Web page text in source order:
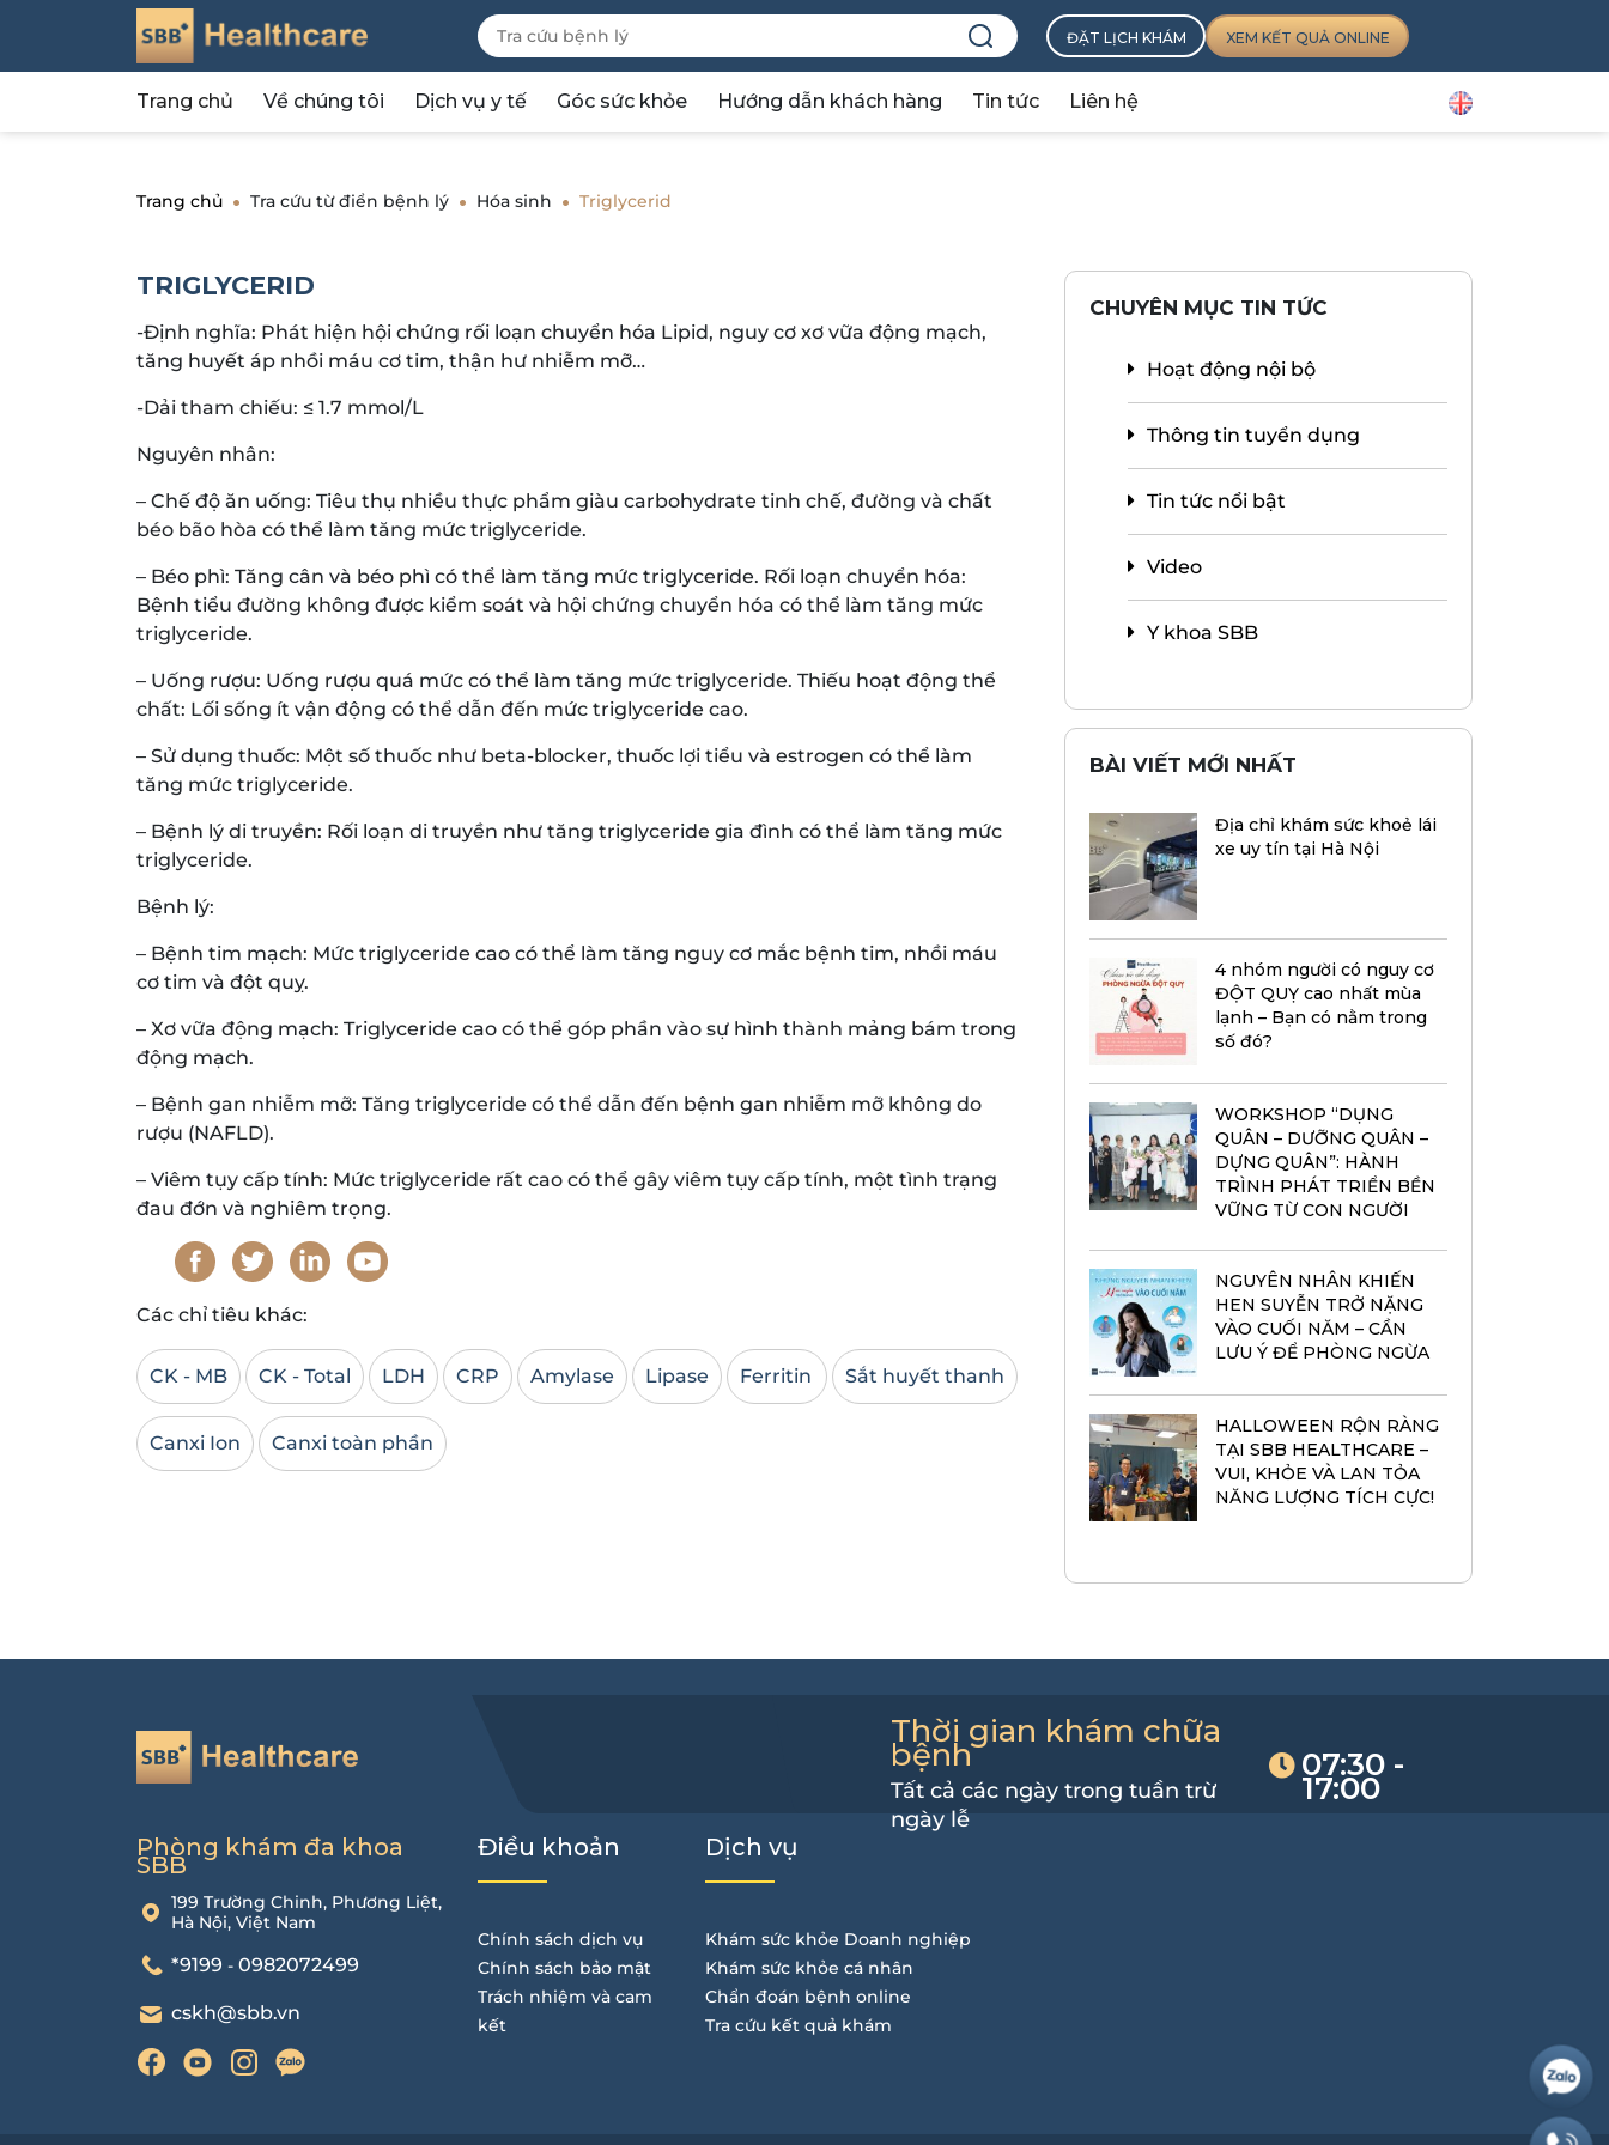
ĐẶT LỊCH KHÁM XEM KẾT QUẢ ONLINE
Trang chủ Về chúng tôi Dịch vụ y tế Góc sức khỏe Hướng dẫn khách hàng Tin tức Liên hệ
Trang chủ Tra cứu từ điển bệnh lý Hóa sinh Triglycerid
TRIGLYCERID
-Định nghĩa: Phát hiện hội chứng rối loạn chuyển hóa Lipid, nguy cơ xơ vữa động mạch,
tăng huyết áp nhồi máu cơ tim, thận hư nhiễm mỡ…
-Dải tham chiếu: ≤ 1.7 mmol/L
Nguyên nhân:
– Chế độ ăn uống: Tiêu thụ nhiều thực phẩm giàu carbohydrate tinh chế, đường và chất
béo bão hòa có thể làm tăng mức triglyceride.
– Béo phì: Tăng cân và béo phì có thể làm tăng mức triglyceride. Rối loạn chuyển hóa:
Bệnh tiểu đường không được kiểm soát và hội chứng chuyển hóa có thể làm tăng mức
triglyceride.
– Uống rượu: Uống rượu quá mức có thể làm tăng mức triglyceride. Thiếu hoạt động thể
chất: Lối sống ít vận động có thể dẫn đến mức triglyceride cao.
– Sử dụng thuốc: Một số thuốc như beta-blocker, thuốc lợi tiểu và estrogen có thể làm
tăng mức triglyceride.
– Bệnh lý di truyền: Rối loạn di truyền như tăng triglyceride gia đình có thể làm tăng mức
triglyceride.
Bệnh lý:
– Bệnh tim mạch: Mức triglyceride cao có thể làm tăng nguy cơ mắc bệnh tim, nhồi máu
cơ tim và đột quỵ.
– Xơ vữa động mạch: Triglyceride cao có thể góp phần vào sự hình thành mảng bám trong
động mạch.
– Bệnh gan nhiễm mỡ: Tăng triglyceride có thể dẫn đến bệnh gan nhiễm mỡ không do
rượu (NAFLD).
– Viêm tụy cấp tính: Mức triglyceride rất cao có thể gây viêm tụy cấp tính, một tình trạng
đau đớn và nghiêm trọng.
Các chỉ tiêu khác:
CK - MB CK - Total LDH CRP Amylase Lipase Ferritin Sắt huyết thanh
Canxi Ion Canxi toàn phần
CHUYÊN MỤC TIN TỨC
Hoạt động nội bộ
Thông tin tuyển dụng
Tin tức nổi bật
Video
Y khoa SBB
BÀI VIẾT MỚI NHẤT
Địa chỉ khám sức khoẻ lái
xe uy tín tại Hà Nội
4 nhóm người có nguy cơ
ĐỘT QUỴ cao nhất mùa
lạnh – Bạn có nằm trong
số đó?
WORKSHOP “DỤNG
QUÂN – DƯỠNG QUÂN –
DỰNG QUÂN”: HÀNH
TRÌNH PHÁT TRIỂN BỀN
VỮNG TỪ CON NGƯỜI
NGUYÊN NHÂN KHIẾN
HEN SUYỄN TRỞ NẶNG
VÀO CUỐI NĂM – CẦN
LƯU Ý ĐỂ PHÒNG NGỪA
HALLOWEEN RỘN RÀNG
TẠI SBB HEALTHCARE –
VUI, KHỎE VÀ LAN TỎA
NĂNG LƯỢNG TÍCH CỰC!
Thời gian khám chữa
bệnh
Tất cả các ngày trong tuần trừ
ngày lễ
07:30 -
17:00
Phòng khám đa khoa
SBB
199 Trường Chinh, Phương Liệt,
Hà Nội, Việt Nam
*9199 - 0982072499
cskh@sbb.vn
Điều khoản
Chính sách dịch vụ
Chính sách bảo mật
Trách nhiệm và cam
kết
Dịch vụ
Khám sức khỏe Doanh nghiệp
Khám sức khỏe cá nhân
Chẩn đoán bệnh online
Tra cứu kết quả khám